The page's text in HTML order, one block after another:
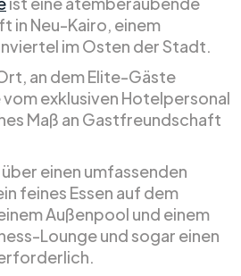
in Neu-Kairo, einem
im Osten der Stadt.
an dem Elite-Gäste
exklusiven Hotelpersonal
Maß an Gastfreundschaft
einen umfassenden
feines Essen auf dem
Außenpool und einem
Lounge und sogar einen